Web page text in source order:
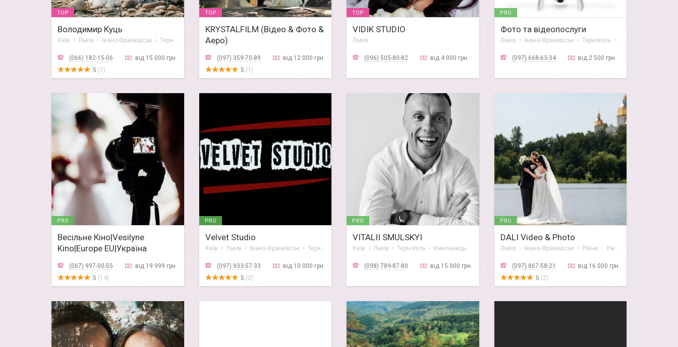
TOP
Володимир Куць
(066) 182-15-06
від 15 000 грн.
5 (7)
TOP
KRYSTALFILM (Відео & Фото &
Аеро)
(097) 359-70-89
від 12 000 грн.
5 (1)
TOP
VIDIK STUDIO
Львів
(096) 505-80-82 від 4 000 грн.
PRO
Фото та відеопослуги
(097) 668-63-34 від 2 500 грн.
PRO
Весільне Кіно|Vesilyne
Kino|Europe EU|Україна
(067) 997-00-55
від 19 999 грн.
5 (14)
PRO
Velvet Studio
Київ • Львів • Івано-Франківськ • Тернопіль • Хмельницький
(097) 933-57-33
від 10 000 грн.
5 (2)
PRO
VITALII SMULSKYI
Київ • Львів • Тернопіль • Хмельницький • Вінниця
(098) 789-87-80 від 15 000 грн.
PRO
DALI Video & Photo
Львів • Івано-Франківськ • Рівне • Ужгород • Чернівці
(097) 867-58-21
від 16 000 грн.
5 (2)